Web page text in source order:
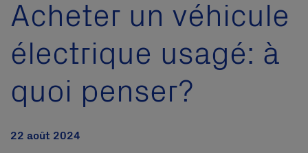
Acheter un véhicule
électrique usagé: à
quoi penser?
22 août 2024